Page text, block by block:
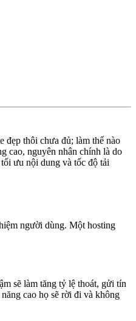
đẹp thôi chưa đủ; làm thế nào
cao, nguyên nhân chính là do
ưu nội dung và tốc độ tải
người dùng. Một hosting
sẽ làm tăng tỷ lệ thoát, gửi tín
cao họ sẽ rời đi và không